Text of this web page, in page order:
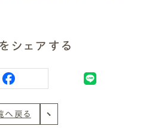
シェアする
へ戻る